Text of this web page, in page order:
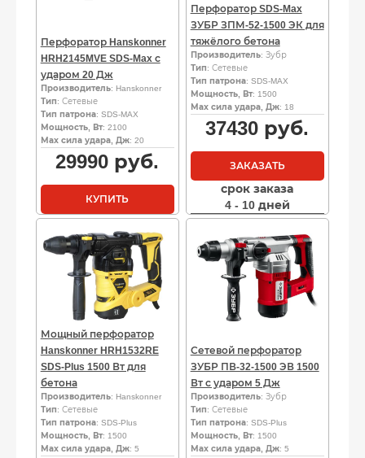
Перфоратор Hanskonner
HRH2145MVE SDS-Max с
ударом 20 Дж
Производитель: Hanskonner
Тип: Сетевые
Тип патрона: SDS-MAX
Мощность, Вт: 2100
Мах сила удара, Дж: 20
29990 руб.
КУПИТЬ
Перфоратор SDS-Max
ЗУБР ЗПМ-52-1500 ЭК для
тяжёлого бетона
Производитель: Зубр
Тип: Сетевые
Тип патрона: SDS-MAX
Мощность, Вт: 1500
Мах сила удара, Дж: 18
37430 руб.
ЗАКАЗАТЬ
срок заказа
4 - 10 дней
Мощный перфоратор
Hanskonner HRH1532RE
SDS-Plus 1500 Вт для
бетона
Производитель: Hanskonner
Тип: Сетевые
Тип патрона: SDS-Plus
Мощность, Вт: 1500
Мах сила удара, Дж: 5
Сетевой перфоратор
ЗУБР ПВ-32-1500 ЭВ 1500
Вт с ударом 5 Дж
Производитель: Зубр
Тип: Сетевые
Тип патрона: SDS-Plus
Мощность, Вт: 1500
Мах сила удара, Дж: 5